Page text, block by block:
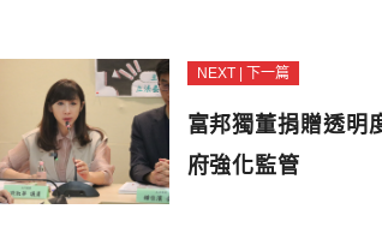
NEXT | 下一篇
富邦獨董捐贈透
府強化監管